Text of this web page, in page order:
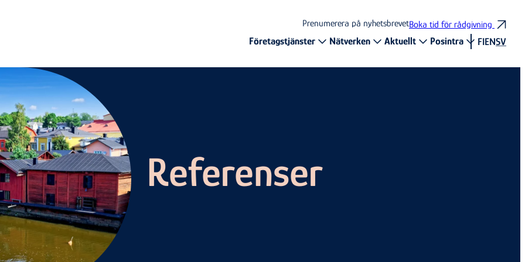
Prenumerera på nyhetsbrevetBoka tid för rådgivning
Företagstjänster Nätverken Aktuellt Posintra FIENSV
Referenser